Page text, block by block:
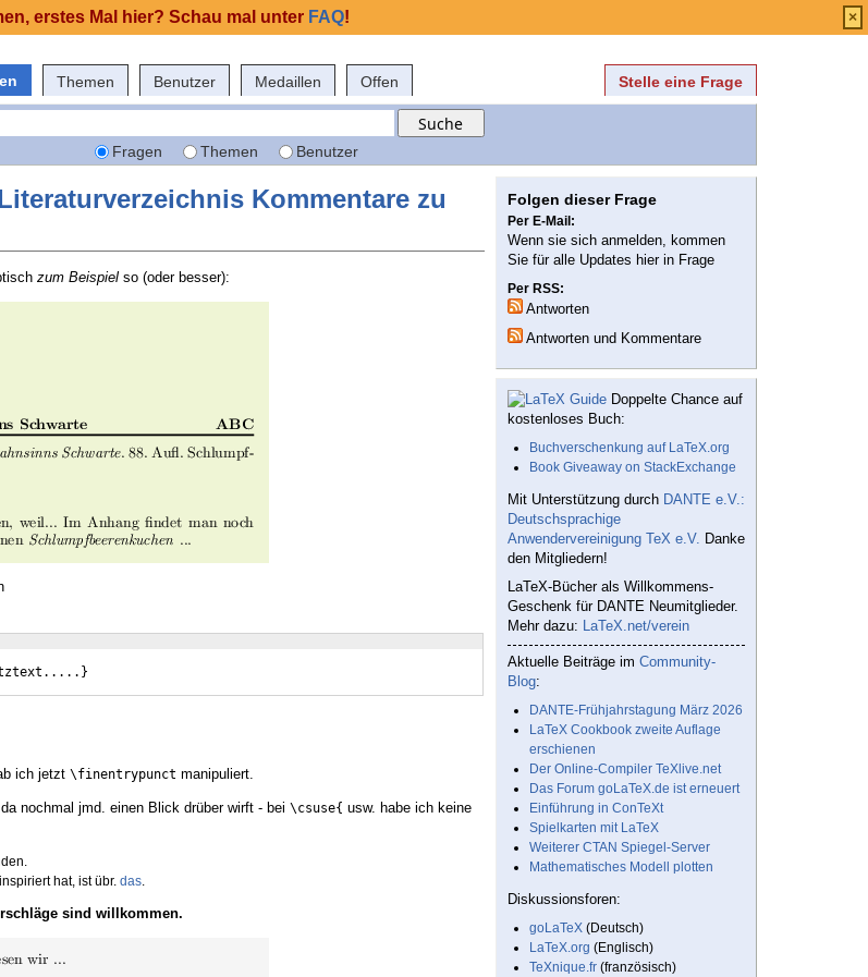
Themen Benutzer Medaillen Offen Stelle eine Frage
Fragen Themen Benutzer
Kommentare zu
zum Beispiel so (oder besser):
ich jetzt \finentrypunct manipuliert.
nochmal jmd. einen Blick drüber wirft - bei \csuse{ usw. habe ich keine
hat, ist übr. das.
sind willkommen.
Folgen dieser Frage
Per E-Mail:
Wenn sie sich anmelden, kommen
Sie für alle Updates hier in Frage
Per RSS:
Antworten
Antworten und Kommentare
Doppelte Chance auf
kostenloses Buch:
Buchverschenkung auf LaTeX.org
Book Giveaway on StackExchange
Mit Unterstützung durch DANTE e.V.:
Deutschsprachige
Anwendervereinigung TeX e.V. Danke
den Mitgliedern!
LaTeX-Bücher als Willkommens-
Geschenk für DANTE Neumitglieder.
Mehr dazu: LaTeX.net/verein
Aktuelle Beiträge im Community-
Blog:
DANTE-Frühjahrstagung März 2026
LaTeX Cookbook zweite Auflage
erschienen
Der Online-Compiler TeXlive.net
Das Forum goLaTeX.de ist erneuert
Einführung in ConTeXt
Spielkarten mit LaTeX
Weiterer CTAN Spiegel-Server
Mathematisches Modell plotten
Diskussionsforen:
goLaTeX (Deutsch)
LaTeX.org (Englisch)
TeXnique.fr (französisch)
erstes Mal hier? Schau mal unter FAQ! ×